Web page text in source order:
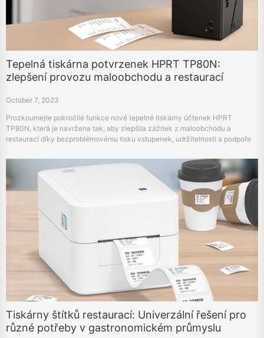
Tepelná tiskárna potvrzenek HPRT TP80N:
zlepšení provozu maloobchodu a restaurací
October 7, 2023
Prozkoumejte pokročilé funkce nové tepelné tiskárny účtenek HPRT
TP80N, která je navržena tak, aby zlepšila zážitek z maloobchodu a
restaurací díky bezproblémovému tisku vstupenek, udržitelnosti a podpoře
Tiskárny štítků restaurací: Univerzální řešení pro
různé potřeby v gastronomickém průmyslu